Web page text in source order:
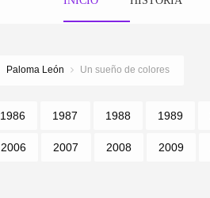
Paloma León Un sueño de colores
1986 1987 1988 1989
2006 2007 2008 2009